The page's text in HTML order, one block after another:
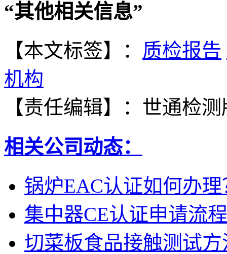
“其他相关信息”
【本文标签】： 质检报告
机构
【责任编辑】： 世通检测
相关公司动态：
锅炉EAC认证如何办
集中器CE认证申请流程
切菜板食品接触测试